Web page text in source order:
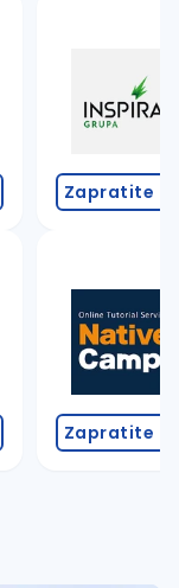
Zapratite
Zapratite